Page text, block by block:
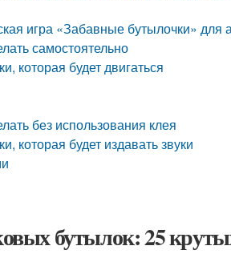
игра «Забавные бутылочки» для
самостоятельно
которая будет двигаться
без использования клея
которая будет издавать звуки
бутылок: 25